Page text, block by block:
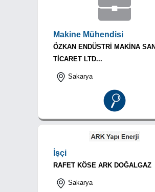
Makine Mühendisi
ÖZKAN ENDÜSTRİ MAKİNA
TİCARET LTD...
Sakarya
İşçi
RAFET KÖSE ARK DOĞALGAZ
Sakarya